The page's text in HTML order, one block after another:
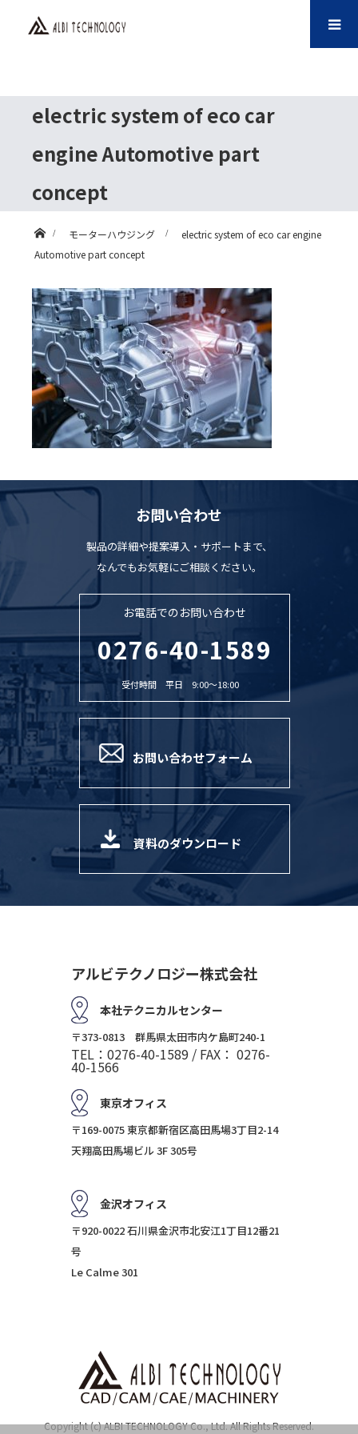
electric system of eco car
engine Automotive part
concept
ホームモーターハウジング
electric system of eco car engine
Automotive part concept
お問い合わせ
製品の詳細や提案導入・サポートまで、
なんでもお気軽にご相談ください。
お電話でのお問い合わせ
0276-40-1589
受付時間 平日 9:00〜18:00
お問い合わせフォーム
資料のダウンロード
アルビテクノロジー株式会社
本社テクニカルセンター
〒373-0813 群馬県太田市内ケ島町240-1
TEL：0276-40-1589 / FAX： 0276-
40-1566
東京オフィス
〒169-0075 東京都新宿区高田馬場3丁目2-14
天翔高田馬場ビル 3F 305号
金沢オフィス
〒920-0022 石川県金沢市北安江1丁目12番21
号
Le Calme 301
Copyright (c) ALBI TECHNOLOGY Co., Ltd. All Rights Reserved.